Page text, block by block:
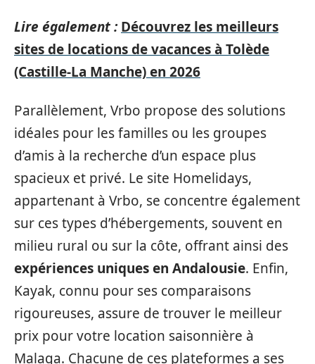
Lire également : Découvrez les meilleurs
sites de locations de vacances à Tolède
(Castille-La Manche) en 2026
Parallèlement, Vrbo propose des solutions
idéales pour les familles ou les groupes
d’amis à la recherche d’un espace plus
spacieux et privé. Le site Homelidays,
appartenant à Vrbo, se concentre également
sur ces types d’hébergements, souvent en
milieu rural ou sur la côte, offrant ainsi des
expériences uniques en Andalousie. Enfin,
Kayak, connu pour ses comparaisons
rigoureuses, assure de trouver le meilleur
prix pour votre location saisonnière à
Malaga. Chacune de ces plateformes a ses